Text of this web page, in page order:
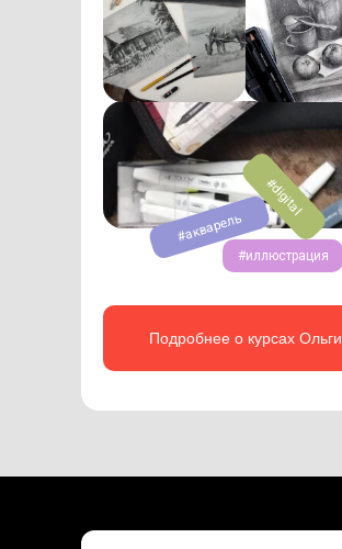
#digital
Подробнее о курсах Ольги
#иллюстрация
#акварель